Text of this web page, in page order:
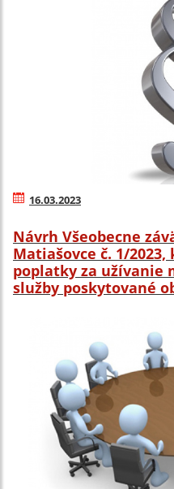
16.03.2023
Návrh Všeobecne
Matiašovce č. 1/
poplatky za užívanie
služby poskytované